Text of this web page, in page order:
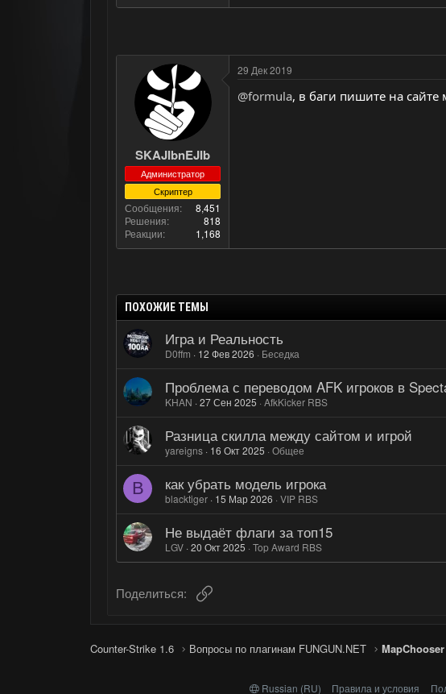
SKAJIbnEJIb
Администратор
Скриптер
Сообщения
8,451
Решения
818
Реакции
1,168
29 Дек 2019
@formula, в баги пишите на сайте
ПОХОЖИЕ ТЕМЫ
Игра и Реальность
D0ffm 12 Фев 2026 Беседка
Проблема с переводом AFK игроков в
KHAN 27 Сен 2025 AfkKicker RBS
Разница скилла между сайтом и игрой
yareigns 16 Окт 2025 Общее
B как убрать модель игрока
blacktiger 15 Мар 2026 VIP RBS
Не выдаёт флаги за топ15
LGV 20 Окт 2025 Top Award RBS
Поделиться:
Counter-Strike 1.6 Вопросы по плагинам FUNGUN.NET
Russian (RU) Правила и условия